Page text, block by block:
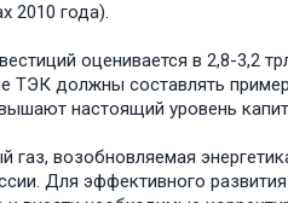
2010 года).
оценивается в 2,8-3,2
ТЭК должны составлять
настоящий уровень
возобновляемая
Для эффективного